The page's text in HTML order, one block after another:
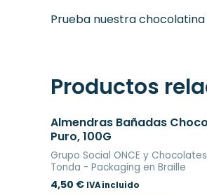
Prueba nuestra
Productos
Almendras Bañadas
Puro, 100G
Grupo Social ONCE y
Tonda - Packaging en Braille
4,50 € IVA incluido